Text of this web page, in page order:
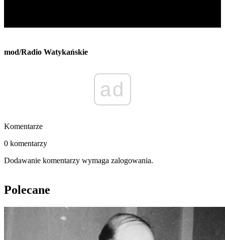
mod/Radio Watykańskie
ad
Komentarze
0 komentarzy
Dodawanie komentarzy wymaga zalogowania.
Polecane